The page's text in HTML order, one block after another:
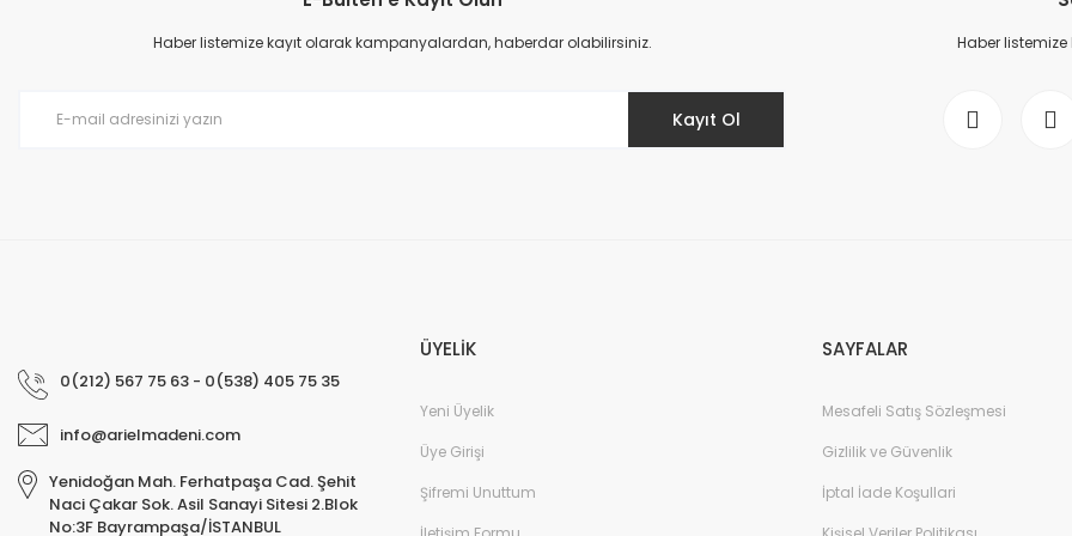
Ürün açıklamasında eksik bilgiler bulunuyor.
Haber listemize kayıt olarak kampanyalardan, haberdar olabilirsiniz.
Kayıt Ol
Haber
0(212) 567 75 63 - 0(538) 405 75 35
info@arielmadeni.com
Yenidoğan Mah. Ferhatpaşa Cad. Şehit
Naci Çakar Sok. Asil Sanayi Sitesi 2.Blok
No:3F Bayrampaşa/İSTANBUL
ÜYELİK
Yeni Üyelik
Üye Girişi
Şifremi Unuttum
SAYFALAR
Mesafeli Satış Sözleşmesi
Gizlilik ve Güvenlik
İptal İade Koşullari